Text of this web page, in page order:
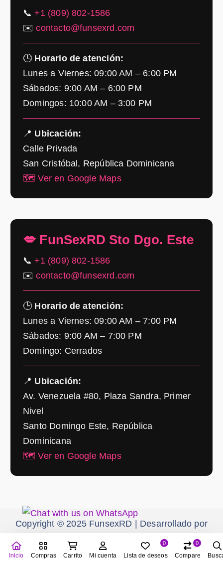
📞+1 (809) 802-1586
✉️contacto@funsexrd.com
🕒 Horario de atención:
Lunes a Viernes: 09:00 AM – 6:00 PM
Sábados: 9:00 AM – 6:00 PM
Domingos: 10:00 AM – 3:00 PM
📍 Ubicación:
Calle Privada
San Cristóbal, República Dominicana
🗺️ Ver en Google Maps
💋 FunSexRD Sto Dgo. Este
📞+1 (809) 802-1586
✉️contacto@funsexrd.com
🕒 Horario de atención:
Lunes a Viernes: 09:00 AM – 7:00 PM
Sábados: 9:00 AM – 7:00 PM
Domingo: Cerrados
📍 Ubicación:
Av. Venezuela #80, Plaza Sandra, Primer
Nivel
Santo Domingo Este, República
Dominicana
🗺️ Ver en Google Maps
Copyright © 2025 FunsexRD | Desarrollado por
Inicio Compras Carrito Mi cuenta
0
Lista de deseos
0
Compare